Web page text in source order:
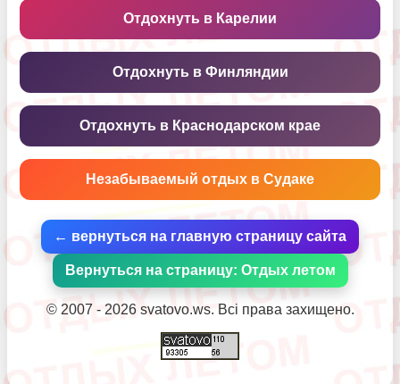
Отдохнуть в Карелии
Отдохнуть в Финляндии
Отдохнуть в Краснодарском крае
Незабываемый отдых в Судаке
← вернуться на главную страницу сайта
Вернуться на страницу: Отдых летом
© 2007 - 2026 svatovo.ws. Всі права захищено.